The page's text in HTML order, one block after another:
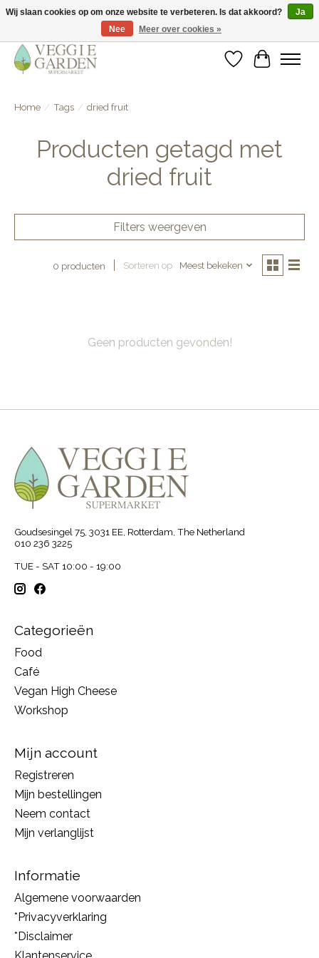
vegan & veggie products | free store pick-up
Verlanglijst
Home / Tags / dried fruit
Producten getagd met
dried fruit
Filters weergeven
0 producten Sorteren op Meest bekeken
Geen producten gevonden!
Goudsesingel 75, 3031 EE, Rotterdam, The Netherland
010 236 3225
TUE - SAT 10:00 - 19:00
Categorieën
Food
Café
Vegan High Cheese
Workshop
Mijn account
Registreren
Mijn bestellingen
Neem contact
Mijn verlanglijst
Informatie
Algemene voorwaarden
*Privacyverklaring
*Disclaimer
Klantenservice
Wij slaan cookies op om onze website te verbeteren. Is dat akkoord?
Ja
Nee
Meer over cookies »